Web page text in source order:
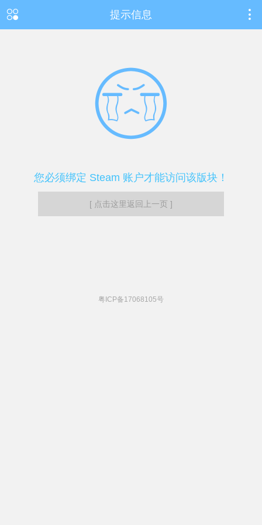
提示信息
您必须绑定 Steam 账户才能访问该版块！
[ 点击这里返回上一页 ]
粤ICP备17068105号